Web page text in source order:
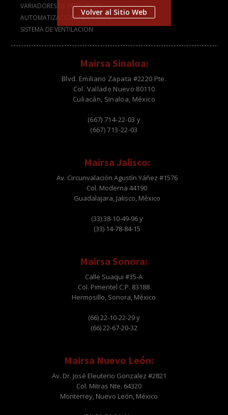
Volver al Sitio Web
VARIADORES DE FRECUENCIA
AUTOMATIZACION INDUSTRIAL
SISTEMA DE VENTILACION
Mairsa Sinaloa:
Blvd. Emiliano Zapata #2220 Pte.
Col. Vallado Nuevo 80110
Culiacán, Sinaloa, México
(667) 714-22-03 y
(667) 713-22-03
Mairsa Jalisco:
Av. Circunvalación Agustín Yáñez #1576
Col. Moderna 44190
Guadalajara, Jalisco, México
(33) 38-10-49-96 y
(33) 14-78-84-15
Mairsa Sonora:
Calle Suaqui #35-A
Col. Pimentel C.P. 83188
Hermosillo, Sonora, México
(66) 22-10-22-29 y
(66) 22-67-20-32
Mairsa Nuevo León:
Av. Dr. José Eleuterio Gonzalez #2821
Col. Mitras Nte. 64320
Monterrey, Nuevo León, México